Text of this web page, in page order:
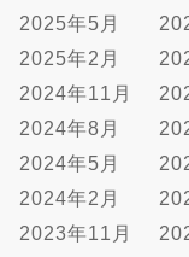
2025年5月
2025年2月
2024年11月
2024年8月
2024年5月
2024年2月
2023年11月